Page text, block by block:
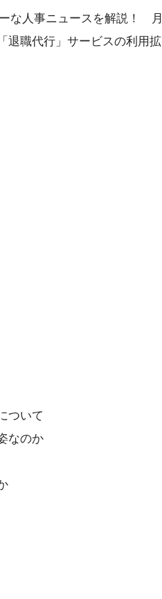
な人事ニュースを解説！
職代行」サービスの利用
ついて
なのか